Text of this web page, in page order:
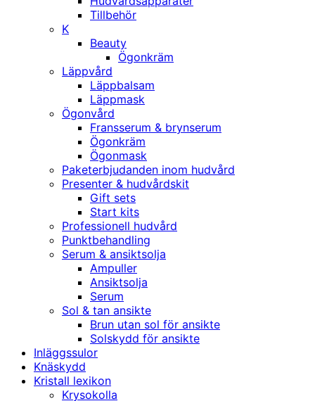
Tillbehör
K
Beauty
Ögonkräm
Läppvård
Läppbalsam
Läppmask
Ögonvård
Fransserum & brynserum
Ögonkräm
Ögonmask
Paketerbjudanden inom hudvård
Presenter & hudvårdskit
Gift sets
Start kits
Professionell hudvård
Punktbehandling
Serum & ansiktsolja
Ampuller
Ansiktsolja
Serum
Sol & tan ansikte
Brun utan sol för ansikte
Solskydd för ansikte
Inläggssulor
Knäskydd
Kristall lexikon
Krysokolla